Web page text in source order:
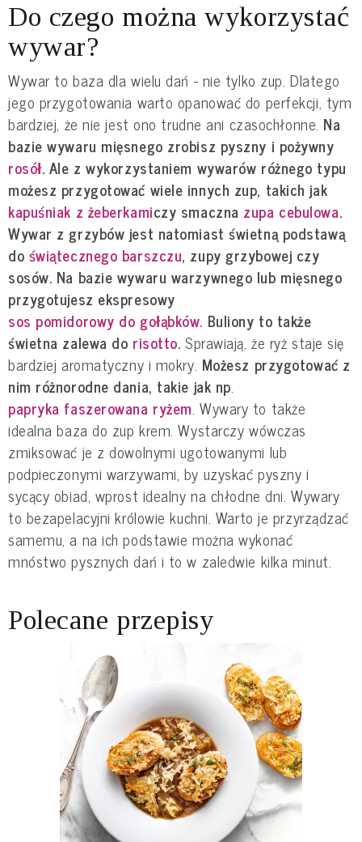
Do czego można wykorzystać
wywar?
Wywar to baza dla wielu dań - nie tylko zup. Dlatego
jego przygotowania warto opanować do perfekcji, tym
bardziej, że nie jest ono trudne ani czasochłonne. Na
bazie wywaru mięsnego zrobisz pyszny i pożywny
rosół. Ale z wykorzystaniem wywarów różnego typu
możesz przygotować wiele innych zup, takich jak
kapuśniak z żeberkamiczy smaczna zupa cebulowa.
Wywar z grzybów jest natomiast świetną podstawą
do świątecznego barszczu, zupy grzybowej czy
sosów. Na bazie wywaru warzywnego lub mięsnego
przygotujesz ekspresowy
sos pomidorowy do gołąbków. Buliony to także
świetna zalewa do risotto.Sprawiają, że ryż staje się
bardziej aromatyczny i mokry. Możesz przygotować z
nim różnorodne dania, takie jak np.
papryka faszerowana ryżem. Wywary to także
idealna baza do zup krem. Wystarczy wówczas
zmiksować je z dowolnymi ugotowanymi lub
podpieczonymi warzywami, by uzyskać pyszny i
sycący obiad, wprost idealny na chłodne dni. Wywary
to bezapelacyjni królowie kuchni. Warto je przyrządzać
samemu, a na ich podstawie można wykonać
mnóstwo pysznych dań i to w zaledwie kilka minut.
Polecane przepisy